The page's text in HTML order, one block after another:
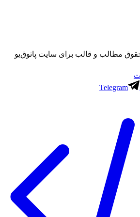
حقوق مطالب و قالب برای سایت پاتوق‌یو
Telegram